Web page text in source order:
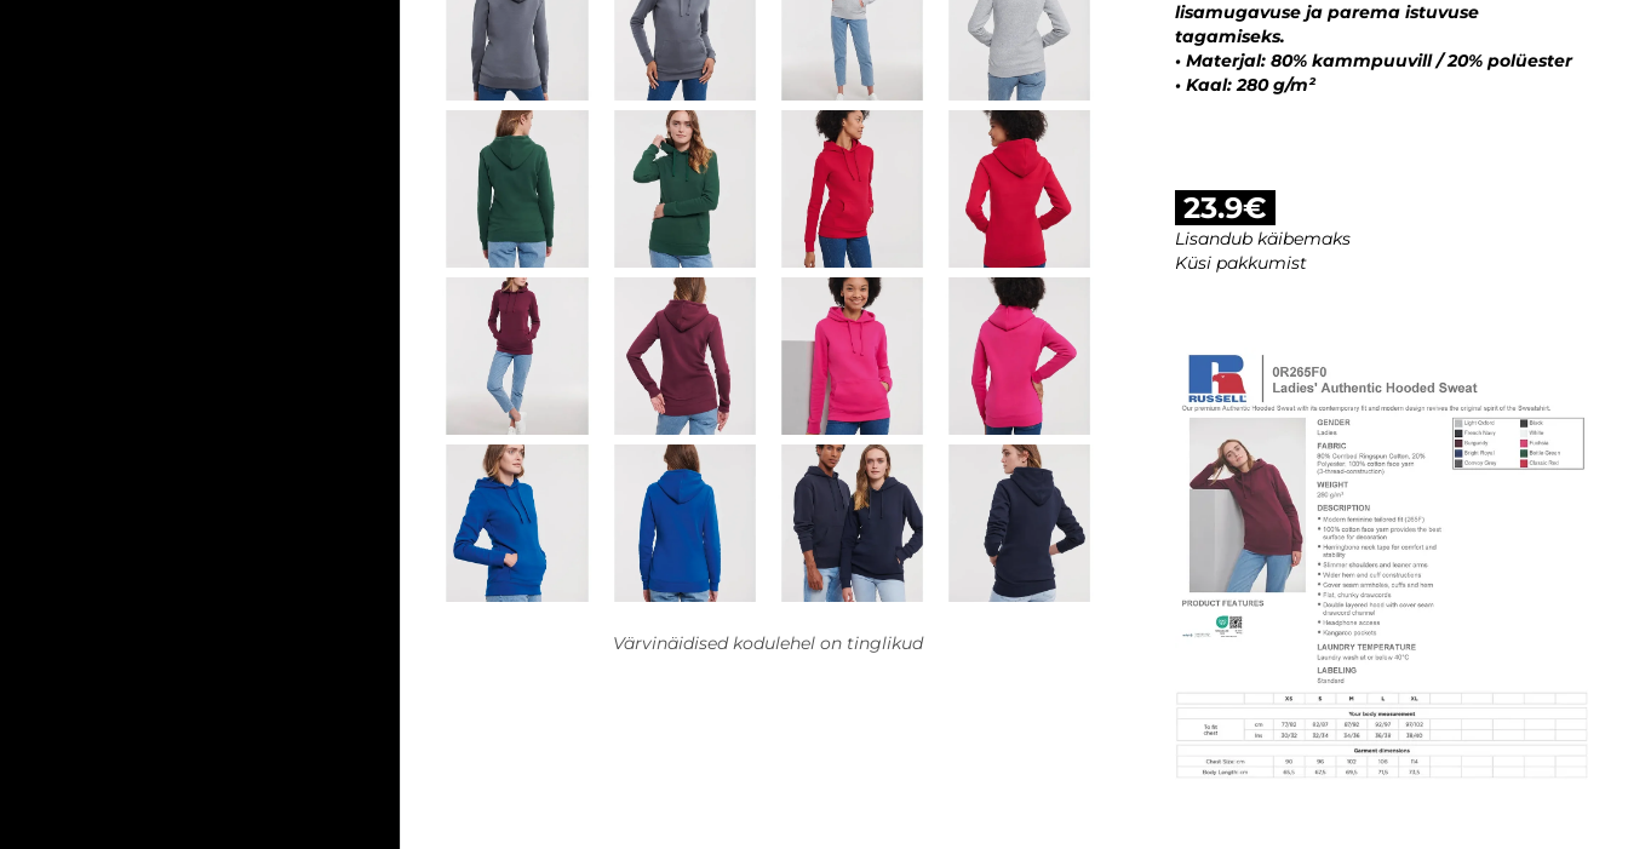
Värvinäidised kodulehel on tinglikud
lisamugavuse ja parema istuvuse
tagamiseks.
• Materjal: 80% kammpuuvill / 20% polüester
• Kaal: 280 g/m²
23.9€
Lisandub käibemaks
Küsi pakkumist